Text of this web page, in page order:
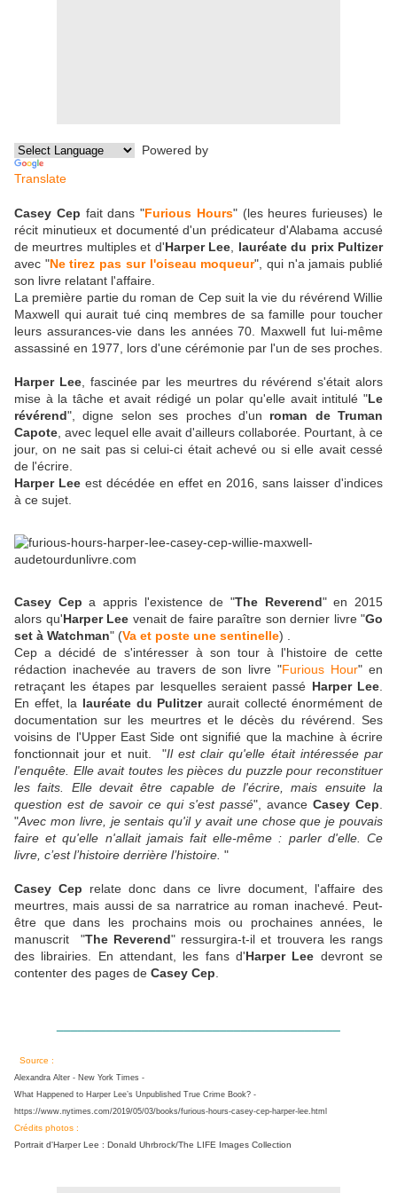
Powered by
Translate
Casey Cep fait dans "Furious Hours" (les heures furieuses) le
récit minutieux et documenté d'un prédicateur d'Alabama accusé
de meurtres multiples et d'Harper Lee
lauréate du prix Pultizer
avec "Ne tirez pas sur l'oiseau moqueur", qui n'a jamais publié
son livre relatant l'affaire.
La première partie du roman de Cep suit la vie du révérend Willie
Maxwell qui aurait tué cinq membres de sa famille pour toucher
leurs assurances-vie dans les années 70. Maxwell fut lui-même
assassiné en 1977, lors d'une cérémonie par l'un de ses proches.
Harper Lee, fascinée par les meurtres du révérend s'était alors
mise à la tâche et avait rédigé un polar qu'elle avait intitulé "Le
révérend", digne selon ses proches d'un roman de Truman
Capote , avec lequel elle avait d'ailleurs collaborée. Pourtant, à ce
jour, on ne sait pas si celui-ci était achevé ou si elle avait cessé
de l'écrire.
Harper Lee est décédée en effet en 2016, sans laisser d'indices
à ce sujet.
Casey Cep a appris l'existence de "The Reverend" en 2015
alors qu'Harper Lee venait de faire paraître son dernier livre "Go
set à Watchman" (Va et poste une sentinelle) .
Cep a décidé de s'intéresser à son tour à l'histoire de cette
rédaction inachevée au travers de son livre "Furious Hour" en
retraçant les étapes par lesquelles seraient passé Harper Lee
En effet, la lauréate du Pulitzer aurait collecté énormément de
documentation sur les meurtres et le décès du révérend. Ses
voisins de l'Upper East Side ont signifié que la machine à écrire
fonctionnait jour et nuit. "Il est clair qu'elle était intéressée par
l'enquête. Elle avait toutes les pièces du puzzle pour reconstituer
les faits. Elle devait être capable de l'écrire, mais ensuite la
question est de savoir ce qui s'est passé", avance Casey Cep
"Avec mon livre, je sentais qu'il y avait une chose que je pouvais
faire et qu'elle n'allait jamais fait elle-même : parler d'elle. Ce
livre, c’est l’histoire derrière l’histoire. "
Casey Cep relate donc dans ce livre document, l'affaire des
meurtres, mais aussi de sa narratrice au roman inachevé. Peut-
être que dans les prochains mois ou prochaines années, le
manuscrit "The Reverend" ressurgira-t-il et trouvera les rangs
des librairies. En attendant, les fans d'Harper Lee devront se
contenter des pages de Casey Cep
Source :
Alexandra Alter - New York Times -
What Happened to Harper Lee’s Unpublished True Crime Book? -
https://www.nytimes.com/2019/05/03/books/furious-hours-casey-cep-harper-lee.html
Crédits photos :
Portrait d'Harper Lee : Donald Uhrbrock/The LIFE Images Collection